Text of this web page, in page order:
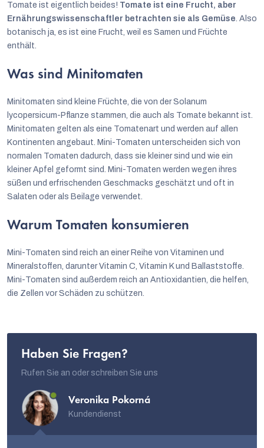
Tomate ist eigentlich beides! Tomate ist eine Frucht, aber
Ernährungswissenschaftler betrachten sie als Gemüse. Also
botanisch ja, es ist eine Frucht, weil es Samen und Früchte
enthält.
Was sind Minitomaten
Minitomaten sind kleine Früchte, die von der Solanum
lycopersicum-Pflanze stammen, die auch als Tomate bekannt ist.
Minitomaten gelten als eine Tomatenart und werden auf allen
Kontinenten angebaut. Mini-Tomaten unterscheiden sich von
normalen Tomaten dadurch, dass sie kleiner sind und wie ein
kleiner Apfel geformt sind. Mini-Tomaten werden wegen ihres
süßen und erfrischenden Geschmacks geschätzt und oft in
Salaten oder als Beilage verwendet.
Warum Tomaten konsumieren
Mini-Tomaten sind reich an einer Reihe von Vitaminen und
Mineralstoffen, darunter Vitamin C, Vitamin K und Ballaststoffe.
Mini-Tomaten sind außerdem reich an Antioxidantien, die helfen,
die Zellen vor Schäden zu schützen.
Haben Sie Fragen?
Rufen Sie an oder schreiben Sie uns
Veronika Pokorná
Kundendienst